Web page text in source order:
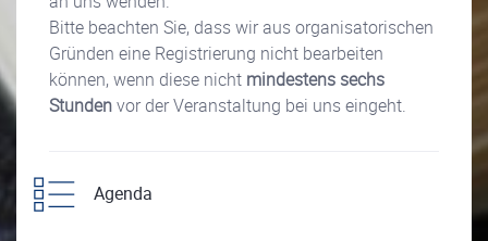
Bitte beachten Sie, dass wir aus organisatorischen
Gründen eine Registrierung nicht bearbeiten
können, wenn diese nicht mindestens sechs
Stundenvor der Veranstaltung bei uns eingeht.
Agenda